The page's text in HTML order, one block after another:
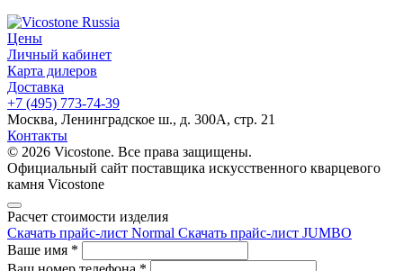
Цены
Личный кабинет
Карта дилеров
Доставка
+7 (495) 773-74-39
Москва, Ленинградское ш., д. 300А, стр. 21
Контакты
© 2026 Vicostone. Все права защищены.
Официальный сайт поставщика искусственного кварцевого
камня Vicostone
Расчет стоимости изделия
Скачать прайс-лист Normal Скачать прайс-лист JUMBO
Ваше имя *